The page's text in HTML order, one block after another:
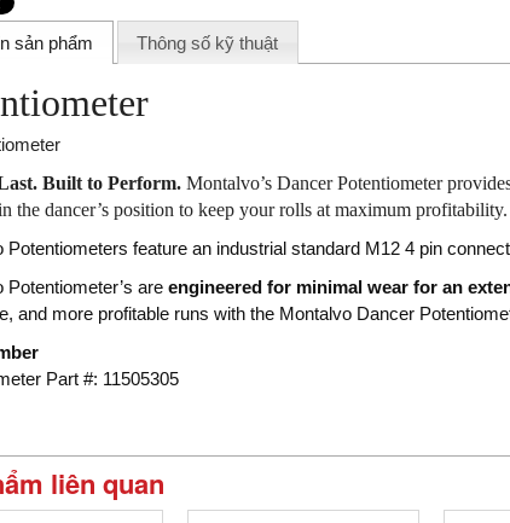
sản phẩm Thông số kỹ thuật
Built to Perform. Montalvo’s Dancer Potentiometer
the dancer’s position to keep your rolls at maximum profitability.
Potentiometers feature an industrial standard M12 4 pin
Potentiometer’s are engineered for minimal wear for an
and more profitable runs with the Montalvo Dancer
Part #: 11505305
liên quan